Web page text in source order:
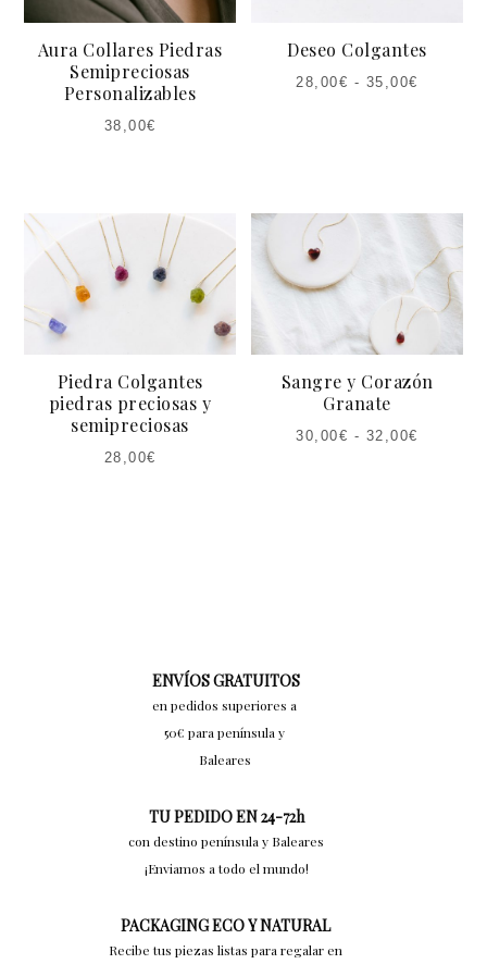
Aura Collares Piedras
Semipreciosas
Personalizables
38,00€
Deseo Colgantes
28,00€ - 35,00€
Piedra Colgantes
piedras preciosas y
semipreciosas
28,00€
Sangre y Corazón
Granate
30,00€ - 32,00€
ENVÍOS GRATUITOS
en pedidos superiores a
50€ para península y
Baleares
TU PEDIDO EN 24-72h
con destino península y Baleares
¡Enviamos a todo el mundo!
PACKAGING ECO Y NATURAL
Recibe tus piezas listas para regalar en